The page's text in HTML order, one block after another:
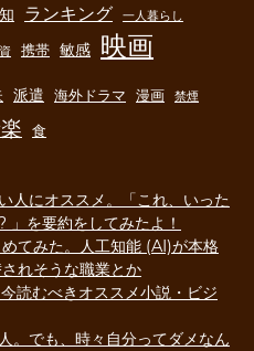
ランキング 一人暮らし
携帯 敏感 映画
派遣 海外ドラマ 漫画 禁煙
食
人にオススメ。「これ、いった
」を要約をしてみたよ！
てみた。人工知能 (AI)が本格
れそうな職業とか
読むべきオススメ小説・ビジ
。でも、時々自分ってダメなん